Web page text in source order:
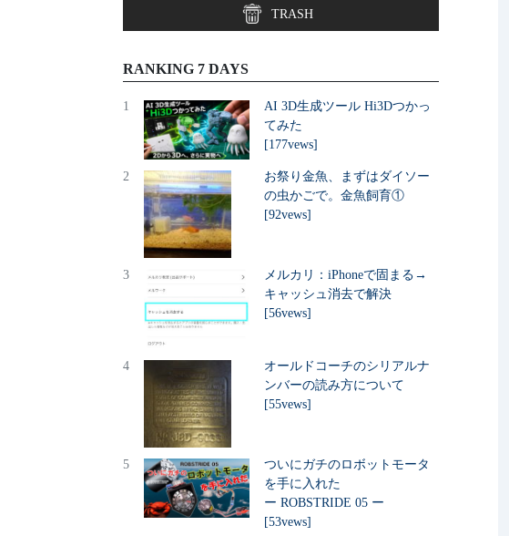
TRASH
RANKING 7 DAYS
1
AI 3D生成ツール Hi3Dつかっ
てみた
[177vews]
2
お祭り金魚、まずはダイソー
の虫かごで。金魚飼育①
[92vews]
3
メルカリ：iPhoneで固まる→
キャッシュ消去で解決
[56vews]
4
オールドコーチのシリアルナ
ンバーの読み方について
[55vews]
5
ついにガチのロボットモータ
を手に入れた
ー ROBSTRIDE 05 ー
[53vews]